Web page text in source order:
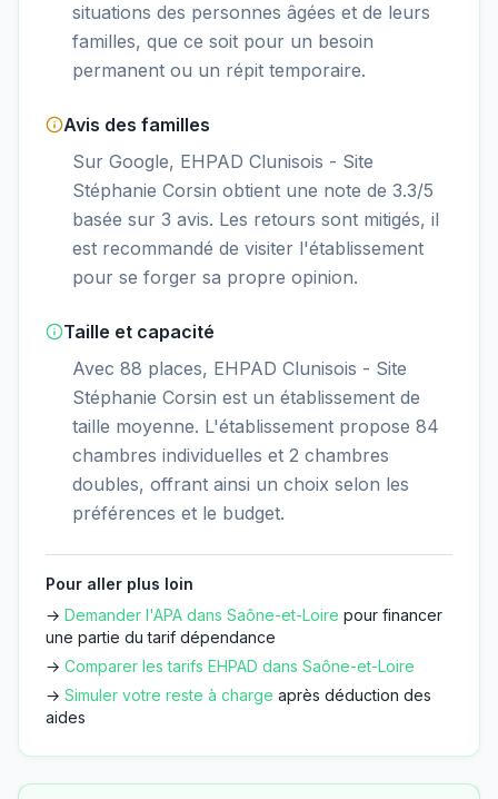
situations des personnes âgées et de leurs
familles, que ce soit pour un besoin
permanent ou un répit temporaire.
Avis des familles
Sur Google, EHPAD Clunisois - Site
Stéphanie Corsin obtient une note de 3.3/5
basée sur 3 avis. Les retours sont mitigés, il
est recommandé de visiter l'établissement
pour se forger sa propre opinion.
Taille et capacité
Avec 88 places, EHPAD Clunisois - Site
Stéphanie Corsin est un établissement de
taille moyenne. L'établissement propose 84
chambres individuelles et 2 chambres
doubles, offrant ainsi un choix selon les
préférences et le budget.
Pour aller plus loin
→ Demander l'APA dans Saône-et-Loire pour financer
une partie du tarif dépendance
→ Comparer les tarifs EHPAD dans Saône-et-Loire
→ Simuler votre reste à charge après déduction des
aides